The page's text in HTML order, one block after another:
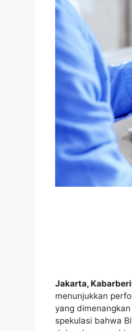
Jakarta,
menunjukkan
yang
spekulasi bahwa